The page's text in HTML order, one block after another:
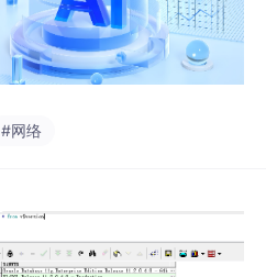
#网络